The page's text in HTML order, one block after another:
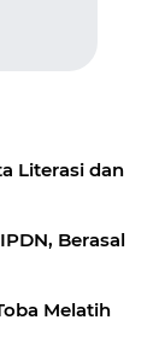
Literasi dan
Berasal
Melatih